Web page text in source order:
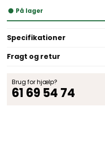
På lager
Specifikationer
Fragt og retur
Brug for hjælp?
61 69 54 74